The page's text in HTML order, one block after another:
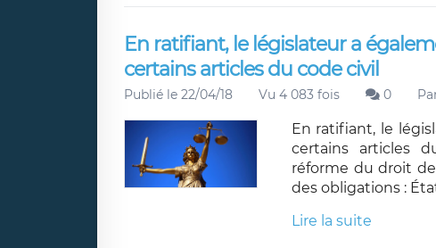
En ratifiant, le législateur a
certains articles du code civil
Publié le 22/04/18 Vu 4 083 fois 0
En ratifiant, le
certains articles
réforme du droit
des obligations :
Lire la suite